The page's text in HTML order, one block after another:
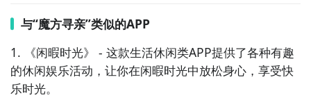
与“魔方寻亲”类似的APP
1. 《闲暇时光》 - 这款生活休闲类APP提供了各种有趣
的休闲娱乐活动，让你在闲暇时光中放松身心，享受快
乐时光。